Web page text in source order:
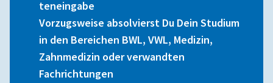
teneingabe
Vorzugsweise absolvierst Du Dein Studium
in den Bereichen BWL, VWL, Medizin,
Zahnmedizin oder verwandten
Fachrichtungen